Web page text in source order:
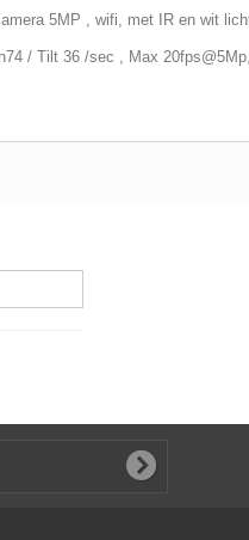
5MP , wifi, met IR en wit
/ Tilt 36 /sec , Max